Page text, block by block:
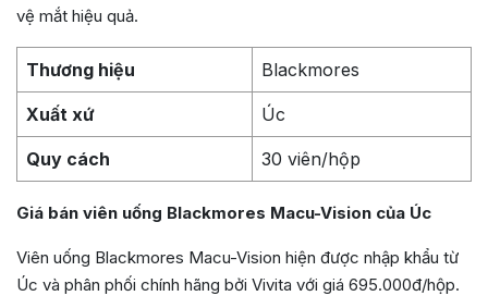
vệ mắt hiệu quả.
Thương hiệu Blackmores
Xuất xứ Úc
Quy cách 30 viên/hộp
Giá bán viên uống Blackmores Macu-Vision của Úc
Viên uống Blackmores Macu-Vision hiện được nhập khẩu từ
Úc và phân phối chính hãng bởi Vivita với giá 695.000đ/hộp.